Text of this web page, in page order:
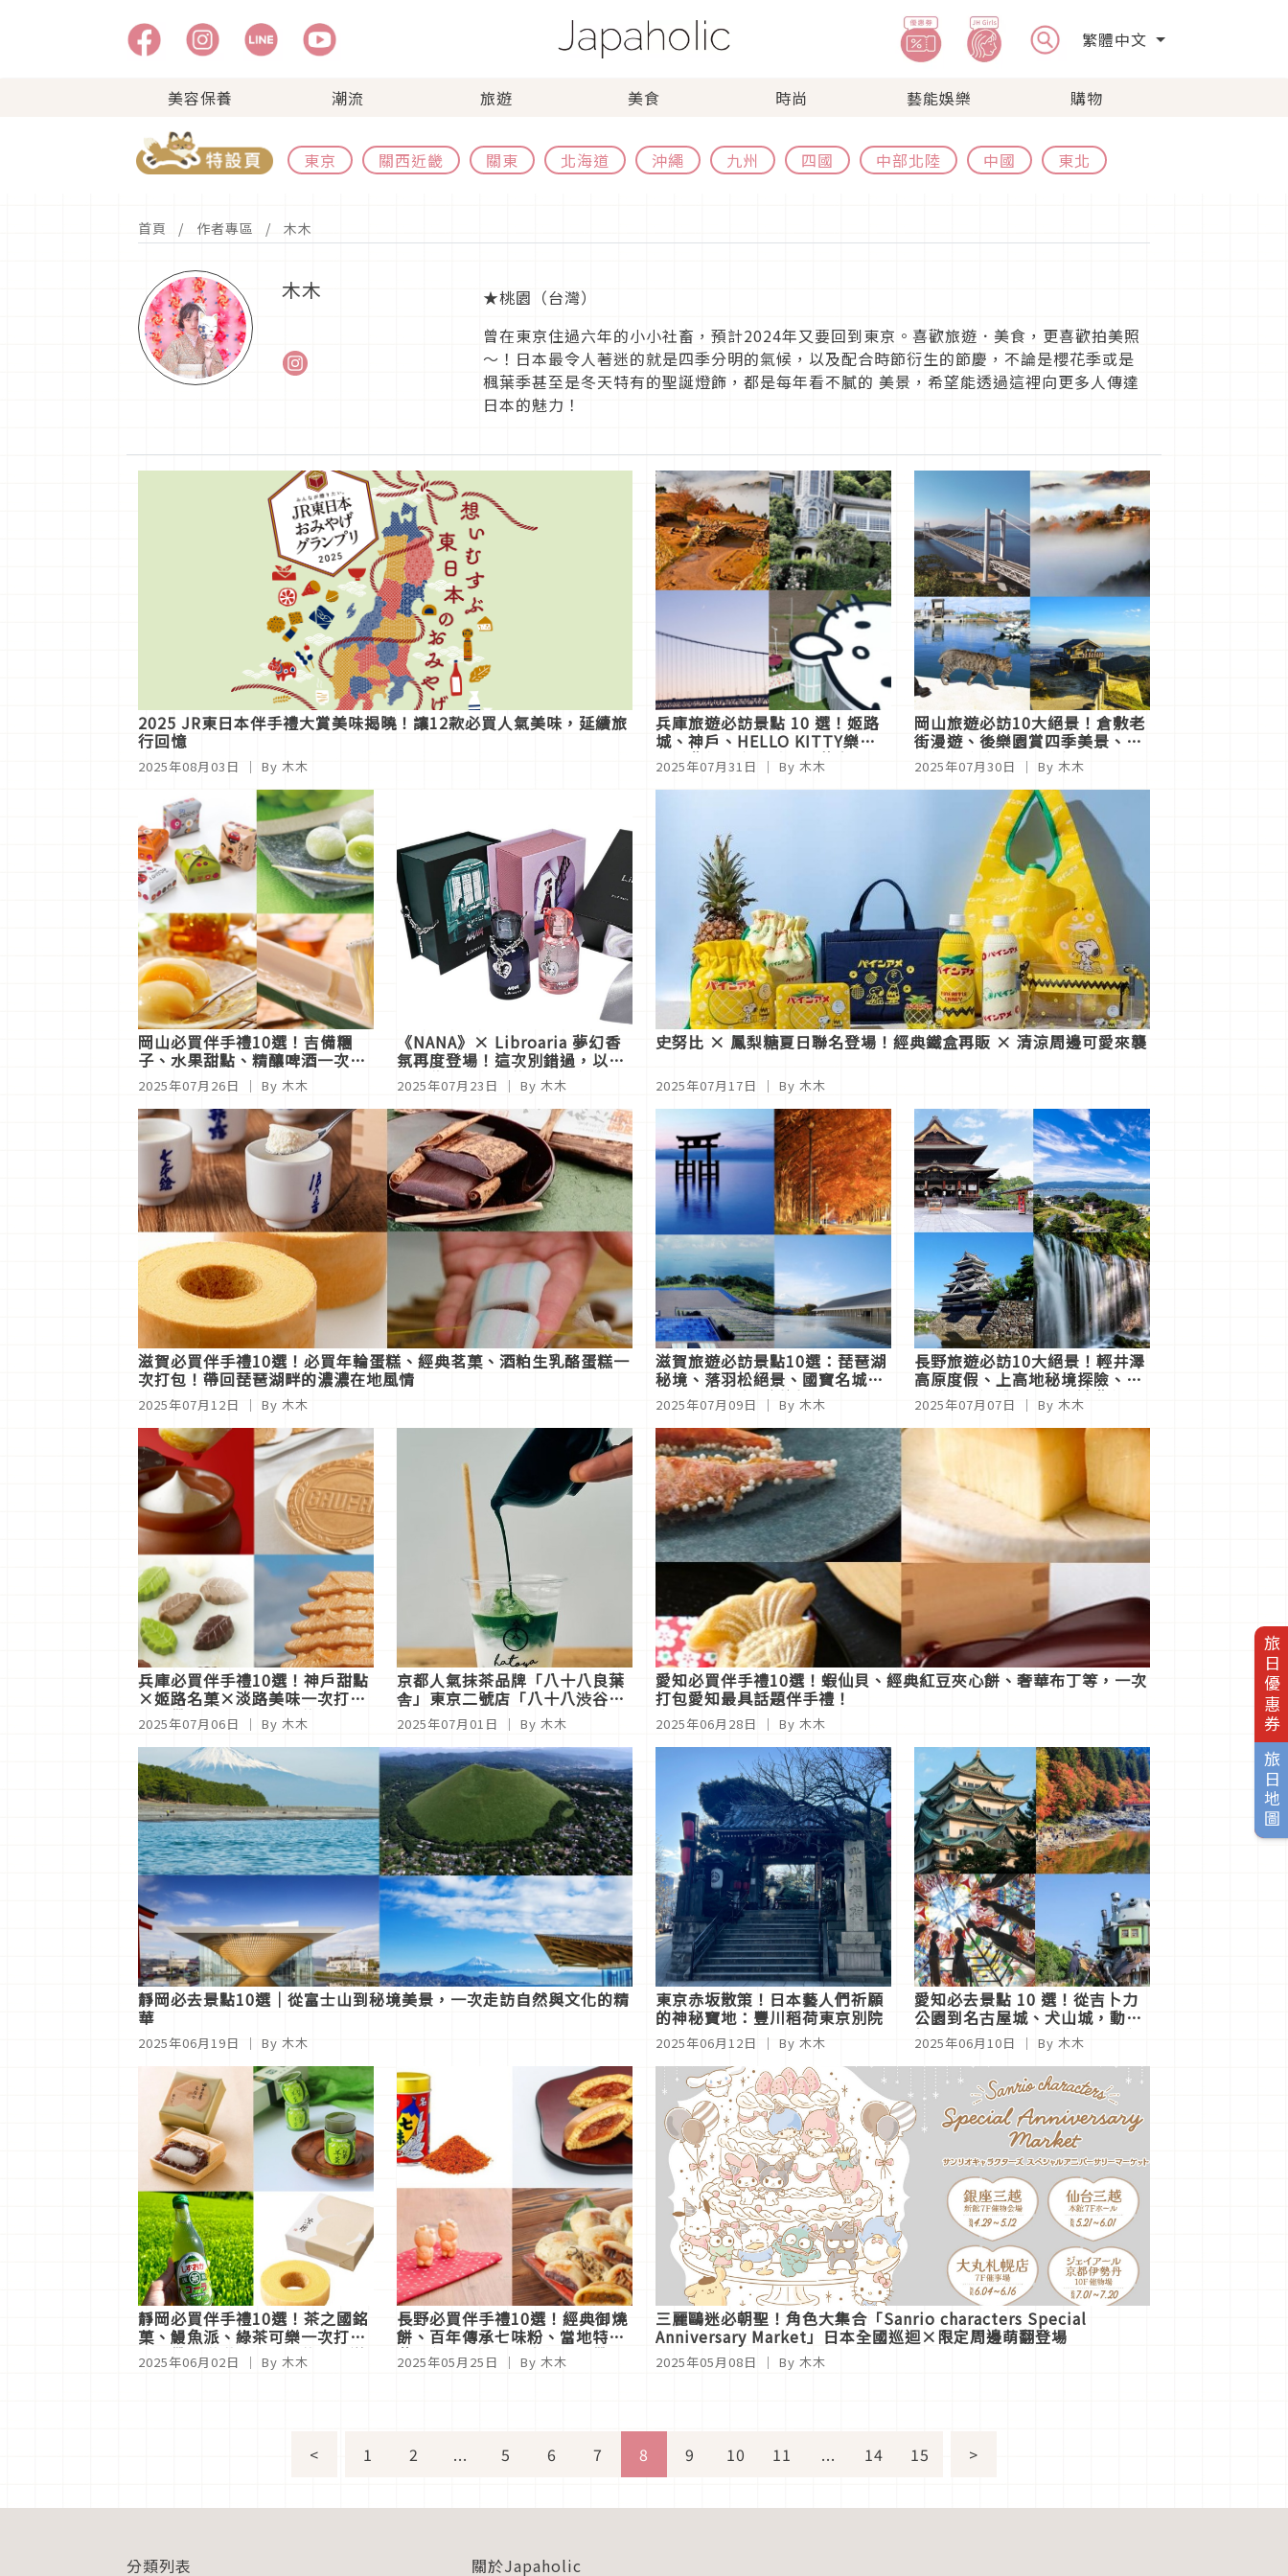
繁體中文
美容保養 潮流 旅遊 美食 時尚 藝能娛樂 購物
東京 關西近畿 關東 北海道 沖繩 九州 四國 中部北陸 中國 東北
旅日優惠券
旅日地圖
首頁 作者專區 木木
木木
★桃園（台灣）
曾在東京住過六年的小小社畜，預計2024年又要回到東京。喜歡旅遊．美食，更喜歡拍美照
～！日本最令人著迷的就是四季分明的氣候，以及配合時節衍生的節慶，不論是櫻花季或是
楓葉季甚至是冬天特有的聖誕燈飾，都是每年看不膩的 美景，希望能透過這裡向更多人傳達
日本的魅力！
2025 JR東日本伴手禮大賞美味揭曉！讓12款必買人氣美味，延續旅
行回憶
2025年08月03日 ｜ By 木木
兵庫旅遊必訪景點 10 選！姬路
城、神戶、HELLO KITTY樂
園、夢幻天空之城、千萬夜景、
溫泉療癒一次全收錄
2025年07月31日 ｜ By 木木
岡山旅遊必訪10大絕景！倉敷老
街漫遊、後樂園賞四季美景、湯
原溫泉療癒放鬆、真鍋島貓咪相
伴—讓晴天之國徹底療癒你的身
心
2025年07月30日 ｜ By 木木
岡山必買伴手禮10選！吉備糰
子、水果甜點、精釀啤酒一次打
包
2025年07月26日 ｜ By 木木
《NANA》× Libroaria 夢幻香
氛再度登場！這次別錯過，以雙
女主為靈感打造的限量香氣
2025年07月23日 ｜ By 木木
史努比 × 鳳梨糖夏日聯名登場！經典鐵盒再販 × 清涼周邊可愛來襲
2025年07月17日 ｜ By 木木
滋賀必買伴手禮10選！必買年輪蛋糕、經典茗菓、酒粕生乳酪蛋糕一
次打包！帶回琵琶湖畔的濃濃在地風情
2025年07月12日 ｜ By 木木
滋賀旅遊必訪景點10選：琵琶湖
秘境、落羽松絕景、國寶名城、
忍者之家一次玩透透！
2025年07月09日 ｜ By 木木
長野旅遊必訪10大絕景！輕井澤
高原度假、上高地秘境探險、松
本城天守巡禮、御射鹿池夢幻倒
影、星空阿智村夜之奇蹟
2025年07月07日 ｜ By 木木
兵庫必買伴手禮10選！神戶甜點
×姬路名菓×淡路美味一次打
包，帶回最具兵庫風格的在地風
味
2025年07月06日 ｜ By 木木
京都人氣抹茶品牌「八十八良葉
舎」東京二號店「八十八渋谷」
7月1日開幕，到代代木公園旁品
味正宗抹茶風味！
2025年07月01日 ｜ By 木木
愛知必買伴手禮10選！蝦仙貝、經典紅豆夾心餅、奢華布丁等，一次
打包愛知最具話題伴手禮！
2025年06月28日 ｜ By 木木
靜岡必去景點10選｜從富士山到秘境美景，一次走訪自然與文化的精
華
2025年06月19日 ｜ By 木木
東京赤坂散策！日本藝人們祈願
的神秘寶地：豐川稻荷東京別院
2025年06月12日 ｜ By 木木
愛知必去景點 10 選！從吉卜力
公園到名古屋城、犬山城，動畫
經典場景再現×歷史名城×自然
美景一次走透透
2025年06月10日 ｜ By 木木
靜岡必買伴手禮10選！茶之國銘
菓、鰻魚派、綠茶可樂一次打
包！帶回滿滿富士山下的風土滋
味
2025年06月02日 ｜ By 木木
長野必買伴手禮10選！經典御燒
餅、百年傳承七味粉、當地特產
蘋果與栗子甜點一次打包！帶回
滿滿信洲風味
2025年05月25日 ｜ By 木木
三麗鷗迷必朝聖！角色大集合「Sanrio characters Special
Anniversary Market」日本全國巡迴×限定周邊萌翻登場
2025年05月08日 ｜ By 木木
< 1 2 ... 5 6 7 8 9 10 11 ... 14 15 >
分類列表 關於Japaholic